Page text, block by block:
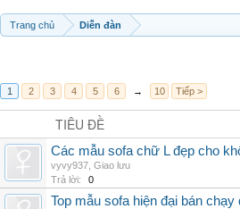
Trang chủ Diễn đàn
1 2 3 4 5 6 → 10 Tiếp >
TIÊU ĐỀ
Các mẫu sofa chữ L đẹp cho
vyvy937 Giao lưu
Trả lời:
0
Top mẫu sofa hiện đại bán